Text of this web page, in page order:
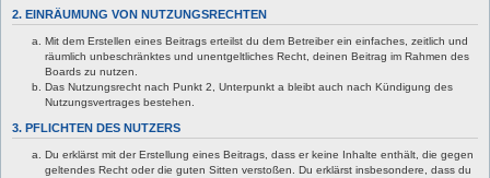
2. EINRÄUMUNG VON NUTZUNGSRECHTEN
Mit dem Erstellen eines Beitrags erteilst du dem Betreiber ein einfaches, zeitlich und
räumlich unbeschränktes und unentgeltliches Recht, deinen Beitrag im Rahmen des
Boards zu nutzen.
Das Nutzungsrecht nach Punkt 2, Unterpunkt a bleibt auch nach Kündigung des
Nutzungsvertrages bestehen.
3. PFLICHTEN DES NUTZERS
Du erklärst mit der Erstellung eines Beitrags, dass er keine Inhalte enthält, die gegen
geltendes Recht oder die guten Sitten verstoßen. Du erklärst insbesondere, dass du